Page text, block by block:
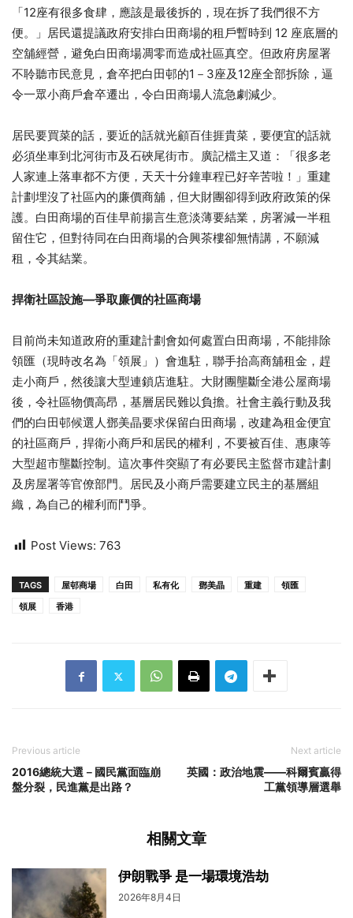
「12座有很多食肆，應該是最後拆的，現在拆了我們很不方
便。」居民還提議政府安排白田商場的租戶暫時到 12 座底層的
空舖經營，避免白田商場凋零而造成社區真空。但政府房屋署
不聆聽市民意見，倉卒把白田邨的1－3座及12座全部拆除，逼
令一眾小商戶倉卒遷出，令白田商場人流急劇減少。
居民要買菜的話，要近的話就光顧百佳捱貴菜，要便宜的話就
必須坐車到北河街市及石硤尾街市。廣記檔主又道：「很多老
人家連上落車都不方便，天天十分鐘車程已好辛苦啦！」重建
計劃埋沒了社區內的廉價商舖，但大財團卻得到政府政策的保
護。白田商場的百佳早前揚言生意淡薄要結業，房署減一半租
留住它，但對待同在白田商場的合興茶樓卻無情講，不願減
租，令其結業。
捍衛社區設施—爭取廉價的社區商場
目前尚未知道政府的重建計劃會如何處置白田商場，不能排除
領匯（現時改名為「領展」）會進駐，聯手抬高商舖租金，趕
走小商戶，然後讓大型連鎖店進駐。大財團壟斷全港公屋商場
後，令社區物價高昂，基層居民難以負擔。社會主義行動及我
們的白田邨候選人鄧美晶要求保留白田商場，改建為租金便宜
的社區商戶，捍衛小商戶和居民的權利，不要被百佳、惠康等
大型超市壟斷控制。這次事件突顯了有必要民主監督市建計劃
及房屋署等官僚部門。居民及小商戶需要建立民主的基層組
織，為自己的權利而鬥爭。
Post Views: 763
TAGS 屋邨商場 白田 私有化 鄧美晶 重建
領匯
領展
香港
Previous article
2016總統大選－國民黨面臨崩
盤分裂，民進黨是出路？
Next article
英國：政治地震——科爾賓贏得
工黨領導層選舉
相關文章
伊朗戰爭 是一場環境浩劫
2026年8月4日